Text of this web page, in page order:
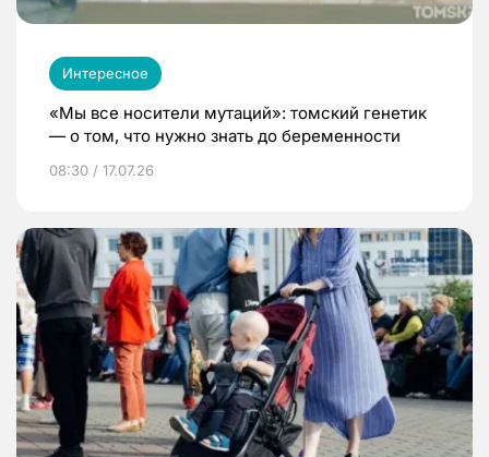
Интересное
«Мы все носители мутаций»: томский генетик
— о том, что нужно знать до беременности
08:30 / 17.07.26